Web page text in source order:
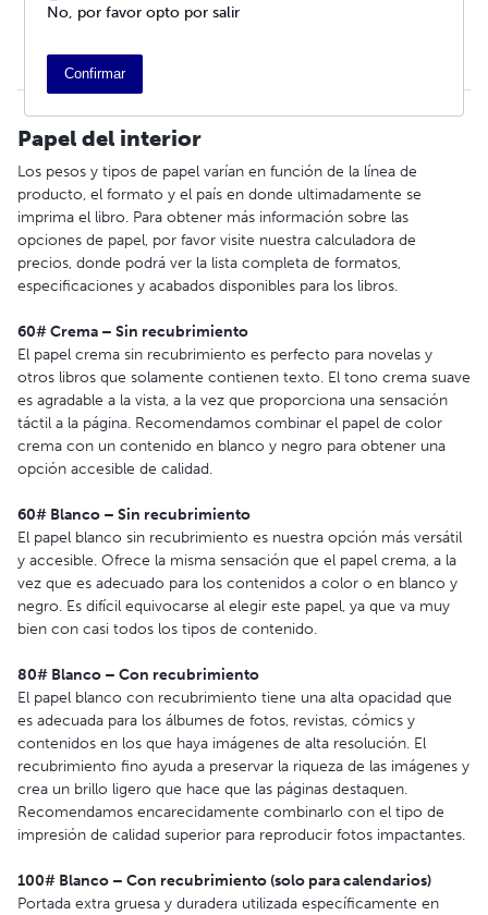
caracteres máximo, incluyendo espacios)
Papel del interior
Los pesos y tipos de papel varían en función de la línea de
producto, el formato y el país en donde ultimadamente se
imprima el libro. Para obtener más información sobre las
opciones de papel, por favor visite nuestra calculadora de
precios, donde podrá ver la lista completa de formatos,
especificaciones y acabados disponibles para los libros.
60# Crema – Sin recubrimiento
El papel crema sin recubrimiento es perfecto para novelas y
otros libros que solamente contienen texto. El tono crema suave
es agradable a la vista, a la vez que proporciona una sensación
táctil a la página. Recomendamos combinar el papel de color
crema con un contenido en blanco y negro para obtener una
opción accesible de calidad.
60# Blanco – Sin recubrimiento
El papel blanco sin recubrimiento es nuestra opción más versátil
y accesible. Ofrece la misma sensación que el papel crema, a la
vez que es adecuado para los contenidos a color o en blanco y
negro. Es difícil equivocarse al elegir este papel, ya que va muy
bien con casi todos los tipos de contenido.
80# Blanco – Con recubrimiento
El papel blanco con recubrimiento tiene una alta opacidad que
es adecuada para los álbumes de fotos, revistas, cómics y
contenidos en los que haya imágenes de alta resolución. El
recubrimiento fino ayuda a preservar la riqueza de las imágenes y
crea un brillo ligero que hace que las páginas destaquen.
Recomendamos encarecidamente combinarlo con el tipo de
impresión de calidad superior para reproducir fotos impactantes.
100# Blanco – Con recubrimiento (solo para calendarios)
Portada extra gruesa y duradera utilizada específicamente en
No, por favor opto por salir
Confirmar